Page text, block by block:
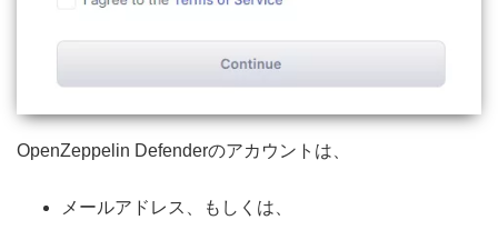
OpenZeppelin Defenderのアカウントは、
メールアドレス、もしくは、